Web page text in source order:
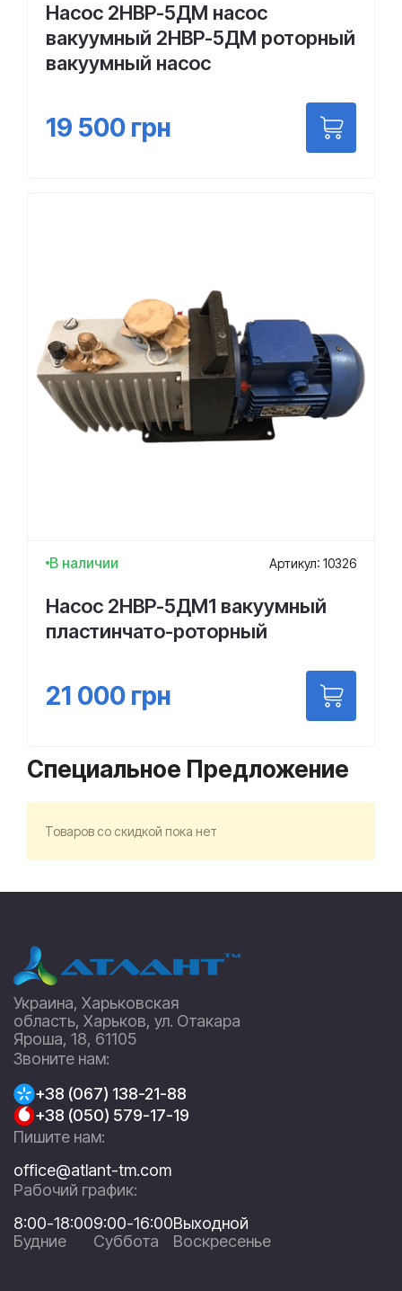
Насос 2НВР-5ДМ насос
вакуумный 2НВР-5ДМ роторный
вакуумный насос
19 500 грн
В наличии Артикул: 10326
Насос 2НВР-5ДМ1 вакуумный
пластинчато-роторный
21 000 грн
Специальное Предложение
Товаров со скидкой пока нет
Украина, Харьковская
область, Харьков, ул. Отакара
Яроша, 18, 61105
Звоните нам:
+38 (067) 138-21-88
+38 (050) 579-17-19
Пишите нам:
office@atlant-tm.com
Рабочий график:
8:00-18:00
Будние
9:00-16:00
Суббота
Выходной
Воскресенье